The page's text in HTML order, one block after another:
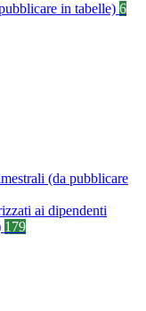
in tabelle) 6
(da pubblicare
ai dipendenti
179